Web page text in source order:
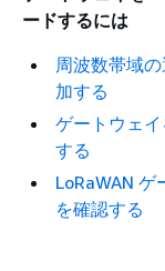
ードするには
周波数帯域
加する
ゲートウェ
する
LoRaWAN
を確認する